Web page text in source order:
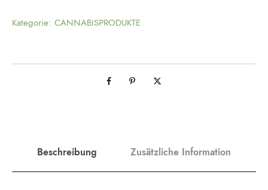
Kategorie: CANNABISPRODUKTE
Beschreibung Zusätzliche Information